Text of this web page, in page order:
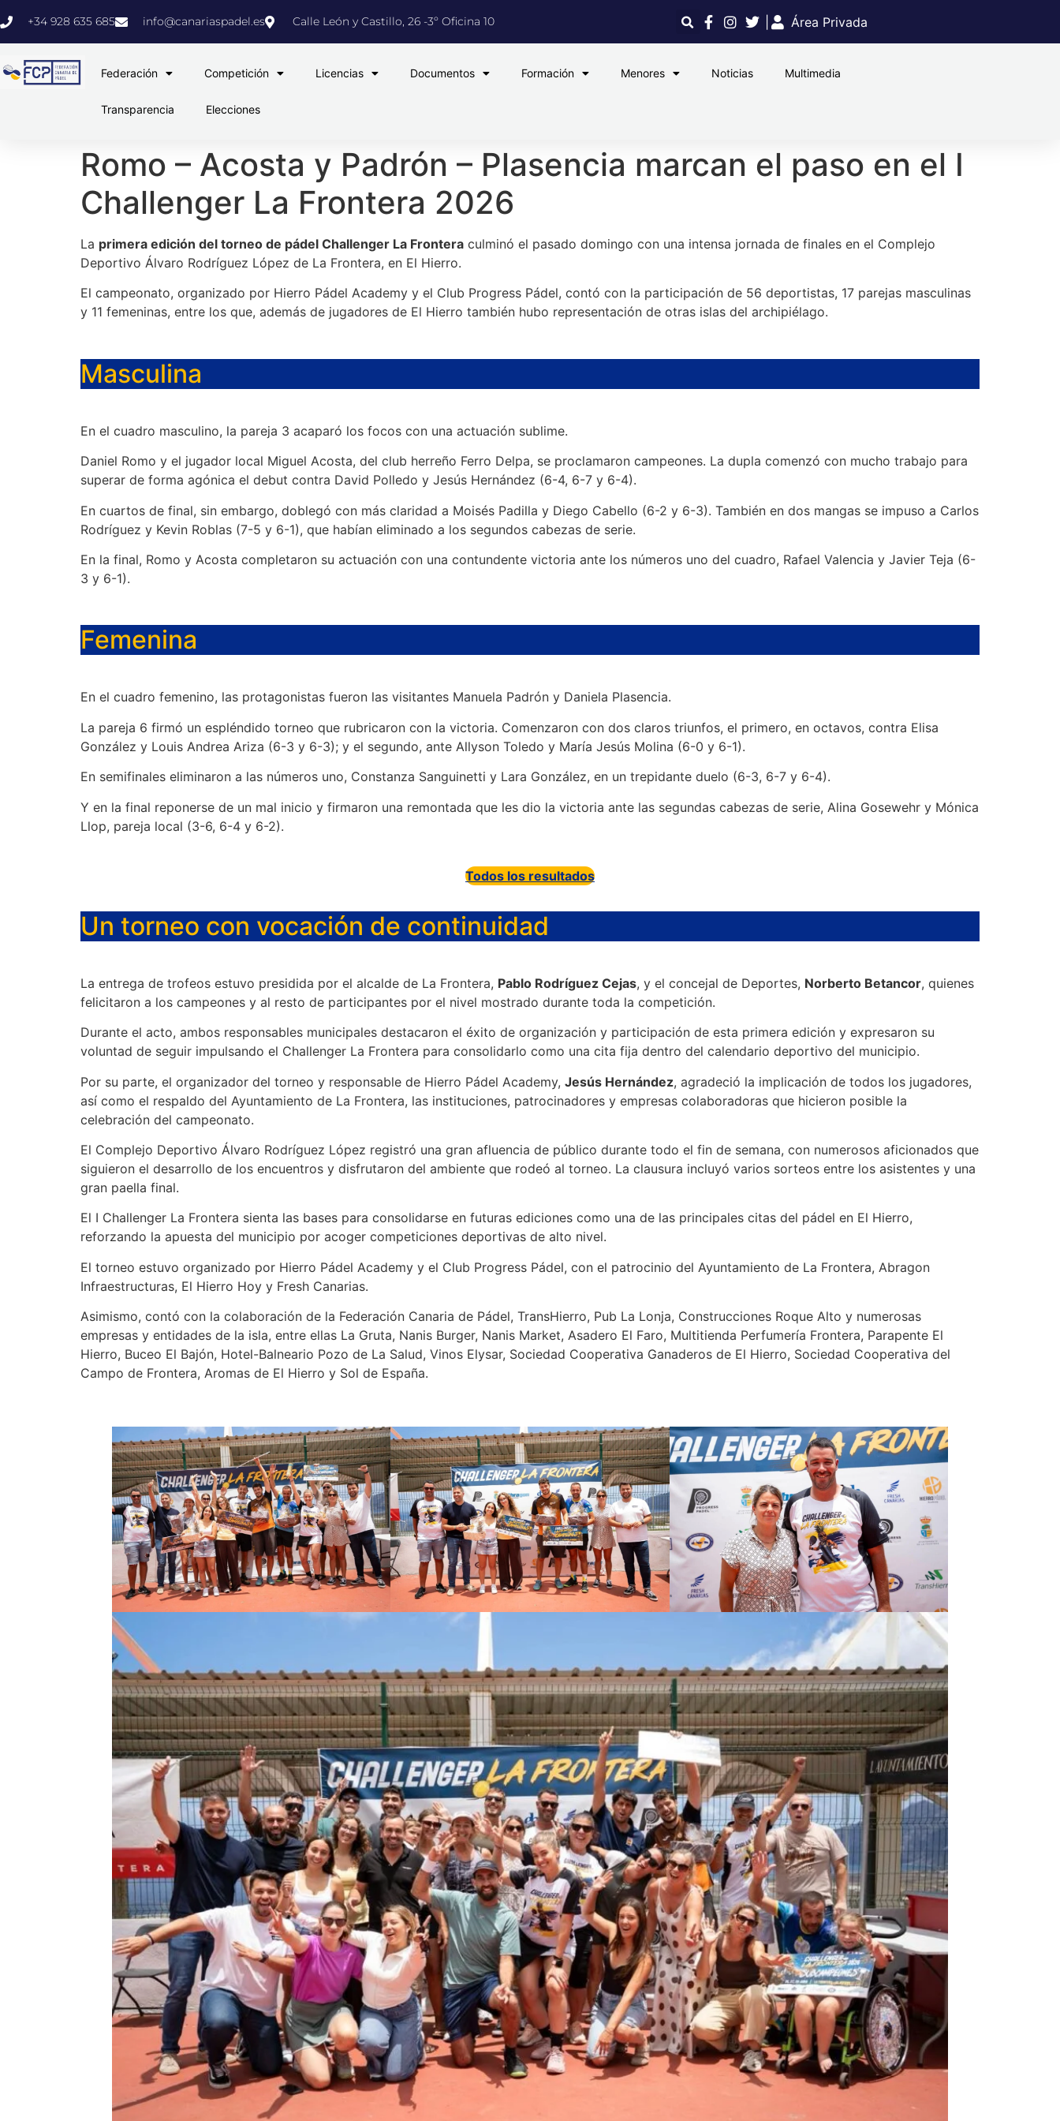
+34 928 635 685 info@canariaspadel.es Calle León y Castillo, 26 -3º Oficina 10 Área Privada
Federación Competición Licencias Documentos Formación Menores Noticias Multimedia
Transparencia Elecciones
Romo – Acosta y Padrón – Plasencia marcan el paso en el I
Challenger La Frontera 2026
La primera edición del torneo de pádel Challenger La Frontera culminó el pasado domingo con una intensa jornada de finales en el Complejo
Deportivo Álvaro Rodríguez López de La Frontera, en El Hierro.
El campeonato, organizado por Hierro Pádel Academy y el Club Progress Pádel, contó con la participación de 56 deportistas, 17 parejas masculinas
y 11 femeninas, entre los que, además de jugadores de El Hierro también hubo representación de otras islas del archipiélago.
Masculina
En el cuadro masculino, la pareja 3 acaparó los focos con una actuación sublime.
Daniel Romo y el jugador local Miguel Acosta, del club herreño Ferro Delpa, se proclamaron campeones. La dupla comenzó con mucho trabajo para
superar de forma agónica el debut contra David Polledo y Jesús Hernández (6-4, 6-7 y 6-4).
En cuartos de final, sin embargo, doblegó con más claridad a Moisés Padilla y Diego Cabello (6-2 y 6-3). También en dos mangas se impuso a Carlos
Rodríguez y Kevin Roblas (7-5 y 6-1), que habían eliminado a los segundos cabezas de serie.
En la final, Romo y Acosta completaron su actuación con una contundente victoria ante los números uno del cuadro, Rafael Valencia y Javier Teja (6-
3 y 6-1).
Femenina
En el cuadro femenino, las protagonistas fueron las visitantes Manuela Padrón y Daniela Plasencia.
La pareja 6 firmó un espléndido torneo que rubricaron con la victoria. Comenzaron con dos claros triunfos, el primero, en octavos, contra Elisa
González y Louis Andrea Ariza (6-3 y 6-3); y el segundo, ante Allyson Toledo y María Jesús Molina (6-0 y 6-1).
En semifinales eliminaron a las números uno, Constanza Sanguinetti y Lara González, en un trepidante duelo (6-3, 6-7 y 6-4).
Y en la final reponerse de un mal inicio y firmaron una remontada que les dio la victoria ante las segundas cabezas de serie, Alina Gosewehr y Mónica
Llop, pareja local (3-6, 6-4 y 6-2).
Todos los resultados
Un torneo con vocación de continuidad
La entrega de trofeos estuvo presidida por el alcalde de La Frontera, Pablo Rodríguez Cejas, y el concejal de Deportes, Norberto Betancor, quienes
felicitaron a los campeones y al resto de participantes por el nivel mostrado durante toda la competición.
Durante el acto, ambos responsables municipales destacaron el éxito de organización y participación de esta primera edición y expresaron su
voluntad de seguir impulsando el Challenger La Frontera para consolidarlo como una cita fija dentro del calendario deportivo del municipio.
Por su parte, el organizador del torneo y responsable de Hierro Pádel Academy, Jesús Hernández, agradeció la implicación de todos los jugadores,
así como el respaldo del Ayuntamiento de La Frontera, las instituciones, patrocinadores y empresas colaboradoras que hicieron posible la
celebración del campeonato.
El Complejo Deportivo Álvaro Rodríguez López registró una gran afluencia de público durante todo el fin de semana, con numerosos aficionados que
siguieron el desarrollo de los encuentros y disfrutaron del ambiente que rodeó al torneo. La clausura incluyó varios sorteos entre los asistentes y una
gran paella final.
El I Challenger La Frontera sienta las bases para consolidarse en futuras ediciones como una de las principales citas del pádel en El Hierro,
reforzando la apuesta del municipio por acoger competiciones deportivas de alto nivel.
El torneo estuvo organizado por Hierro Pádel Academy y el Club Progress Pádel, con el patrocinio del Ayuntamiento de La Frontera, Abragon
Infraestructuras, El Hierro Hoy y Fresh Canarias.
Asimismo, contó con la colaboración de la Federación Canaria de Pádel, TransHierro, Pub La Lonja, Construcciones Roque Alto y numerosas
empresas y entidades de la isla, entre ellas La Gruta, Nanis Burger, Nanis Market, Asadero El Faro, Multitienda Perfumería Frontera, Parapente El
Hierro, Buceo El Bajón, Hotel-Balneario Pozo de La Salud, Vinos Elysar, Sociedad Cooperativa Ganaderos de El Hierro, Sociedad Cooperativa del
Campo de Frontera, Aromas de El Hierro y Sol de España.